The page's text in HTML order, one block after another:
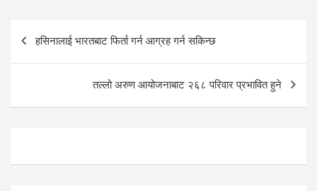
Post
navigation
हसिनालाई भारतबाट फिर्ता गर्न आग्रह गर्न सकिन्छ
तल्लो अरुण आयोजनाबाट २६८ परिवार प्रभावित हुने